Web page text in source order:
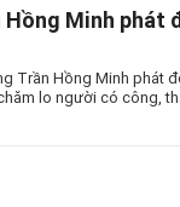
Minh phát
Trần Hồng Minh phát
lo người có công,